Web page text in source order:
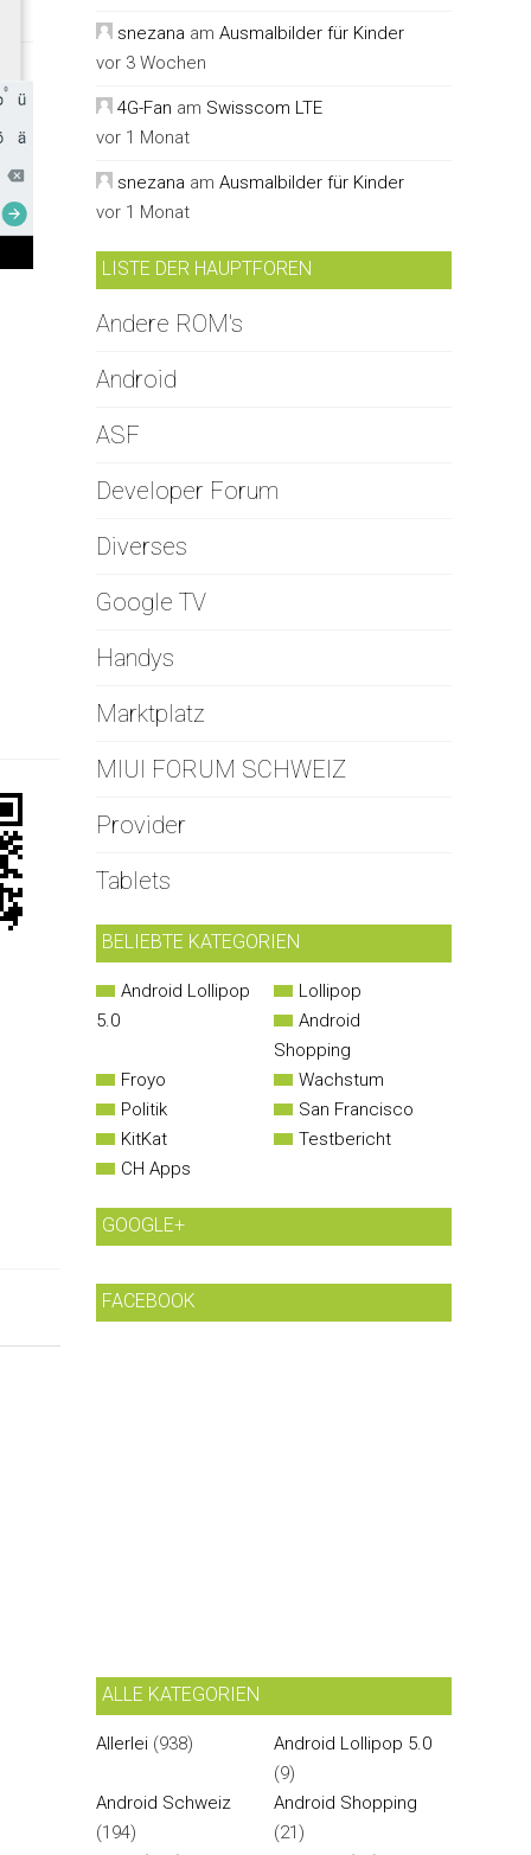
snezana am Ausmalbilder für Kinder
vor 3 Wochen
4G-Fan am Swisscom LTE
vor 1 Monat
snezana am Ausmalbilder für Kinder
vor 1 Monat
LISTE DER HAUPTFOREN
Andere ROM's
Android
ASF
Developer Forum
Diverses
Google TV
Handys
Marktplatz
MIUI FORUM SCHWEIZ
Provider
Tablets
BELIEBTE KATEGORIEN
Android Lollipop
5.0
Lollipop
Android
Shopping
Froyo
Wachstum
Politik
San Francisco
KitKat
Testbericht
CH Apps
GOOGLE+
FACEBOOK
ALLE KATEGORIEN
Allerlei (938)
Android Lollipop 5.0
(9)
Android Schweiz
(194)
Android Shopping
(21)